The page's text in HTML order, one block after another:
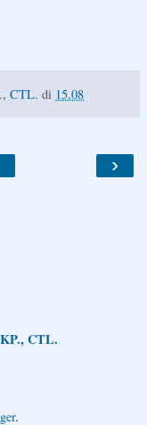
CTL. di 15.08
›
CTL.
.